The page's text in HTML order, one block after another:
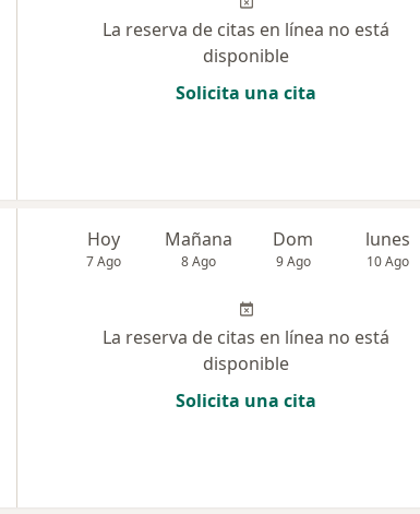
La reserva de citas en línea no está
disponible
Solicita una cita
Hoy
7 Ago
Mañana
8 Ago
Dom
9 Ago
lunes
10 Ago
La reserva de citas en línea no está
disponible
Solicita una cita